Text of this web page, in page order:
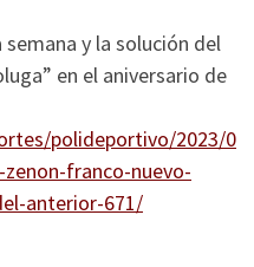
y la solución del
en el aniversario de
polideportivo/2023/0
franco-nuevo-
anterior-671/